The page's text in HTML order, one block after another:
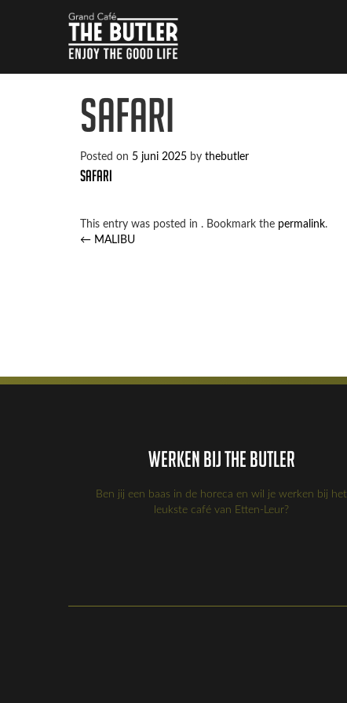
SAFARI
Posted on 5 juni 2025 by thebutler
SAFARI
This entry was posted in . Bookmark the permalink.
Post
← MALIBU
Werken bij the Butler
Ben jij een baas in de horeca en wil je werken bij het
leukste café van Etten-Leur?